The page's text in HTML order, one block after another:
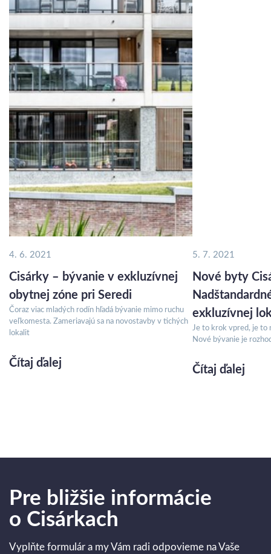
4. 6. 2021
Cisárky – bývanie v exkluzívnej
obytnej zóne pri Seredi
Čoraz viac mladých rodín hľadá bývanie mimo ruchu
veľkomesta. Zameriavajú sa na novostavby v tichých
lokalit
Čítaj ďalej
5. 7. 2021
Nové byty
exkluzívnej
Je to krok vpred, je to
Nové bývanie je
Čítaj ďalej
Pre bližšie informácie
o Cisárkach
Vyplňte formulár a my Vám radi odpovieme na Vaše